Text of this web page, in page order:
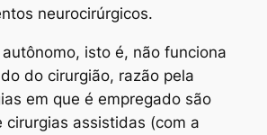
neurocirúrgicos.
isto é, não funciona
do cirurgião, razão pela
em que é empregado são
cirurgias assistidas (com a